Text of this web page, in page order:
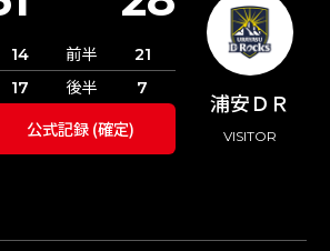
浦安ＤＲ
VISITOR
14 前半
21
17
後半 7
公式記録 (確定)